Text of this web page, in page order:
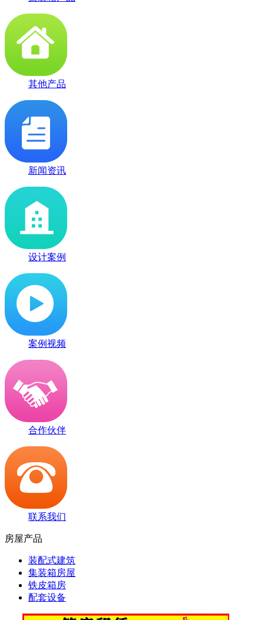
其他产品
新闻资讯
设计案例
案例视频
合作伙伴
联系我们
房屋产品
装配式建筑
集装箱房屋
铁皮箱房
配套设备